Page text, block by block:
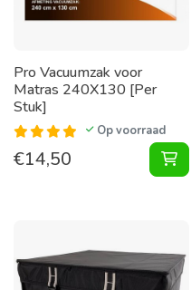
Pro Vacuumzak voor
Matras 240X130 [Per
Stuk]
Op voorraad
€14,50